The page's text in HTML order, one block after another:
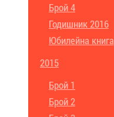
Брой 4
Годишник 2016
Юбилейна книга
2015
Брой 1
Брой 2